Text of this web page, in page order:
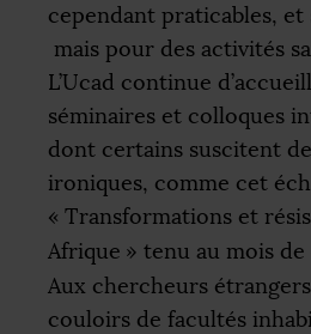
cependant praticables, et
mais pour des activités
L’Ucad continue
séminaires et colloques
dont certains suscitent
ironiques, comme cet
« Transformations et
Afrique » tenu au mois
Aux chercheurs
couloirs de facultés